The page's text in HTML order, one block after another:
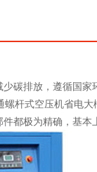
碳排放，遵循国家
杆式空压机省电大
都极为精确，基本